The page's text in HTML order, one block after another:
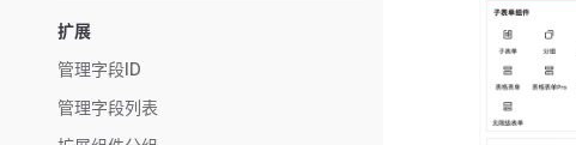
扩展
管理字段ID
管理字段列表